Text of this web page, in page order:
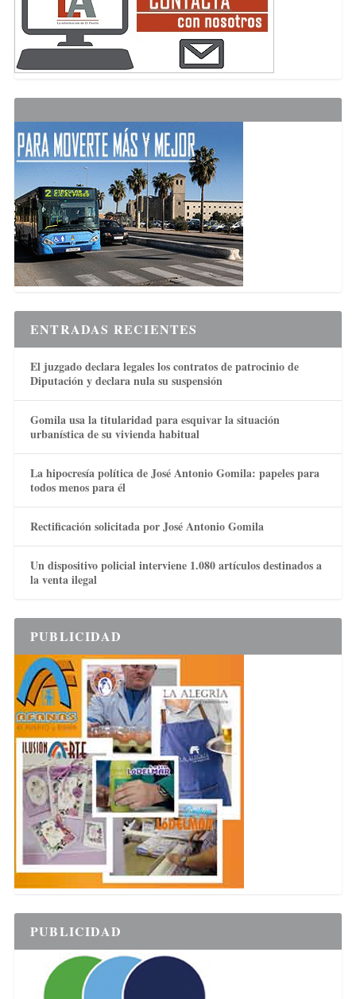
ENTRADAS RECIENTES
El juzgado declara legales los contratos de patrocinio de
Diputación y declara nula su suspensión
Gomila usa la titularidad para esquivar la situación
urbanística de su vivienda habitual
La hipocresía política de José Antonio Gomila: papeles para
todos menos para él
Rectificación solicitada por José Antonio Gomila
Un dispositivo policial interviene 1.080 artículos destinados a
la venta ilegal
PUBLICIDAD
PUBLICIDAD